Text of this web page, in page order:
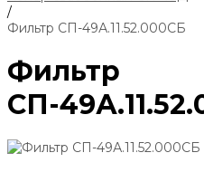
/
Фильтр СП-49А.11.52.000СБ
Фильтр
СП-